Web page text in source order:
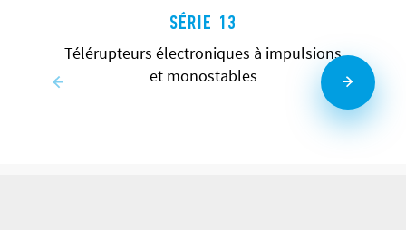
SÉRIE 13
Télérupteurs électroniques à impulsions
et monostables